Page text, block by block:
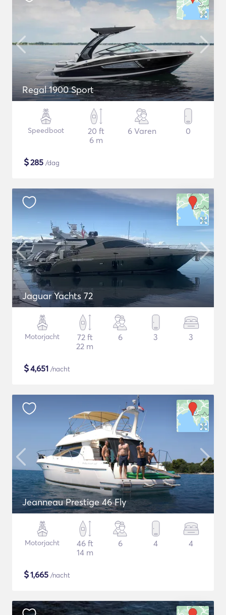
Regal 1900 Sport
Speedboot
20 ft
6 m
6 Varen 0
$285 /dag
Jaguar Yachts 72
Motorjacht
72 ft
22 m
6 3 3
$4,651 /nacht
Jeanneau Prestige 46 Fly
Motorjacht
46 ft
14 m
6 4 4
$1,665 /nacht